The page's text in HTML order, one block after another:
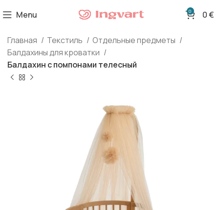
Menu 0 0€
Главная Текстиль
Отдельные предметы
Балдахины для кроватки
Балдахин с помпонами телесный